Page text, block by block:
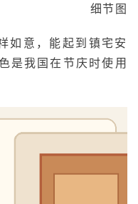
细节图
如意，能起到镇宅安
是我国在节庆时使用